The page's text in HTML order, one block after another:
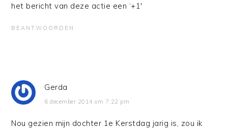
het bericht van deze actie een ‘+1′
BEANTWOORDEN
Gerda
6 december 2014 om 7:22 pm
Nou gezien mijn dochter 1e Kerstdag jarig is, zou ik